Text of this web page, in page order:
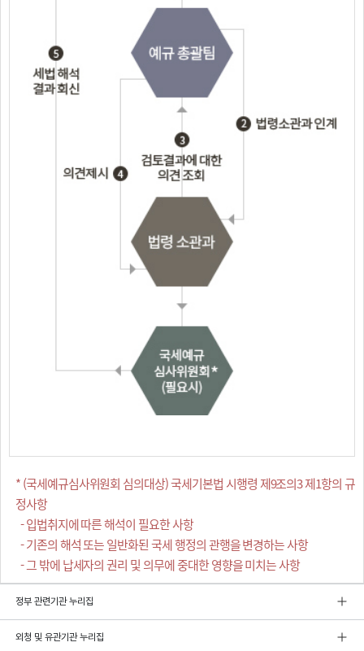
* (국세예규심사위원회 심의대상) 국세기본법 시행령 제9조의3 제1항의 규
정사항
- 입법취지에 따른 해석이 필요한 사항
- 기존의 해석 또는 일반화된 국세 행정의 관행을 변경하는 사항
- 그 밖에 납세자의 권리 및 의무에 중대한 영향을 미치는 사항
정부 관련기관 누리집
외청 및 유관기관 누리집